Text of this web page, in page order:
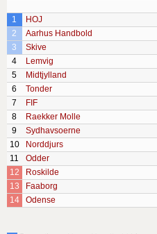
1
HOJ
2
Aarhus Handbold
3
Skive
4
Lemvig
5
Midtjylland
6
Tonder
7
FIF
8
Raekker Molle
9
Sydhavsoerne
10
Norddjurs
11
Odder
12
Roskilde
13
Faaborg
14
Odense